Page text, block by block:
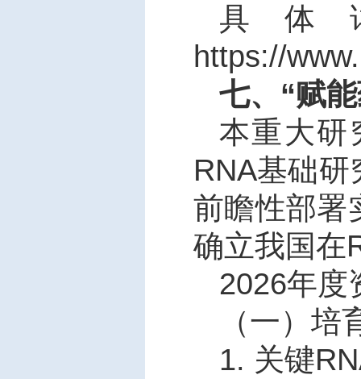
具体
https://
七、“赋
本重大研
RNA基础研
前瞻性部署
确立我国在
2026年度
（一）培
1. 关键